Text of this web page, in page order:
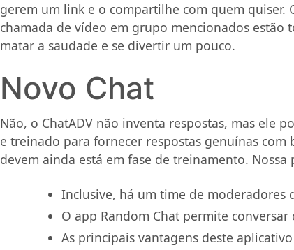
gerem um link e o compartilhe com quem quiser.
chamada de vídeo em grupo mencionados
matar a saudade e se divertir um pouco.
Novo Chat
Não, o ChatADV não inventa respostas, mas ele
e treinado para fornecer respostas genuínas
devem ainda está em fase de treinamento.
Inclusive, há um time de moderadores
O app Random Chat permite
As principais vantagens deste